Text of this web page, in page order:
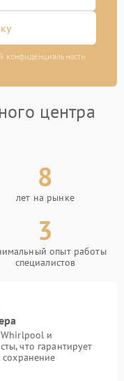
конфиденциальности
центра
8
лет на рынке
3
опыт работы
специалистов
Whirlpool и
что гарантирует